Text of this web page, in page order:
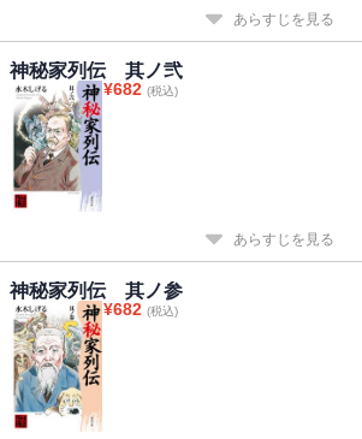
あらすじを見る
神秘家列伝 其ノ弐
¥682 (税込)
あらすじを見る
神秘家列伝 其ノ参
¥682 (税込)